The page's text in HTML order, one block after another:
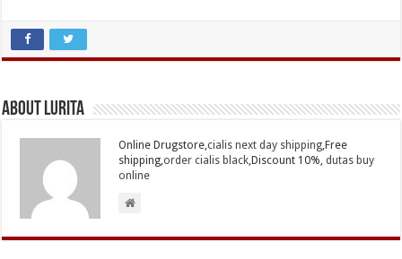
About Lurita
Online Drugstore,cialis next day shipping ,Free
shipping, order cialis black ,Discount 10%,dutas buy
online